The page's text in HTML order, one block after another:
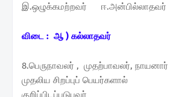
இ.ஒழுக்கமற்றவர் ஈ.அன்பில்லாதவர்
விடை : ஆ ) கல்லாதவர்
8.பெருநாவலர் , முதற்பாவலர், நாயனார்
முதலிய சிறப்புப் பெயர்களால்
குறிப்பிடப்படுபவர்